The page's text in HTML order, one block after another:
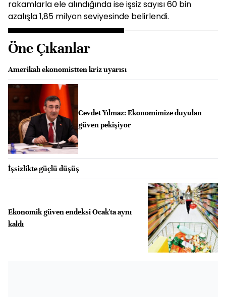
rakamlarla ele alındığında ise işsiz sayısı 60 bin
azalışla 1,85 milyon seviyesinde belirlendi.
Öne Çıkanlar
Amerikalı ekonomistten kriz uyarısı
Cevdet Yılmaz: Ekonomimize duyulan
güven pekişiyor
İşsizlikte güçlü düşüş
Ekonomik güven endeksi Ocak'ta aynı
kaldı